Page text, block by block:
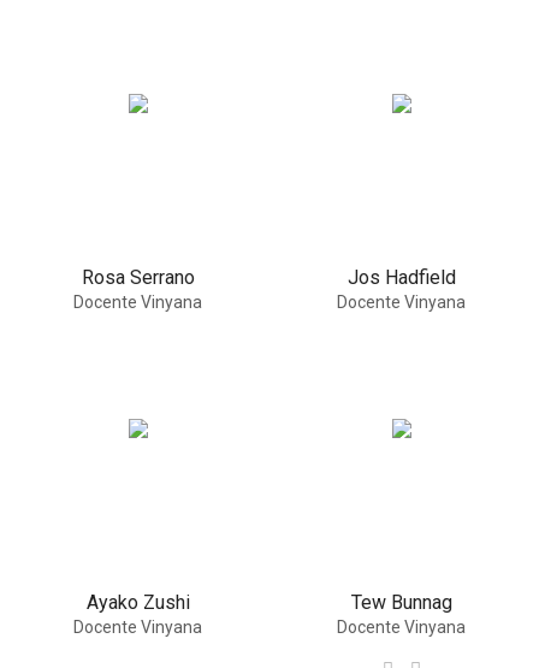
Rosa Serrano
Docente Vinyana
Jos Hadfield
Docente Vinyana
Ayako Zushi
Docente Vinyana
Tew Bunnag
Docente Vinyana